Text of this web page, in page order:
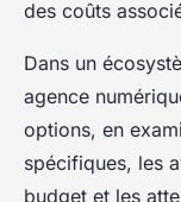
des coûts
Dans un
agence
options, en
spécifiques, les
budget et les